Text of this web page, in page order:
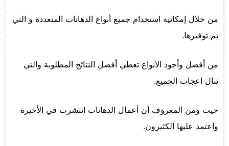
من خلال إمكانية استخدام جميع أنواع الدهانات المتعددة و التي
تم توفيرها.
من أفضل وأجود الأنواع تعطي أفضل النتائج المطلوبة والتي
تنال اعجاب الجميع.
حيث ومن المعروف أن أعمال الدهانات انتشرت في الأخيرة
واعتمد عليها الكثيرون.